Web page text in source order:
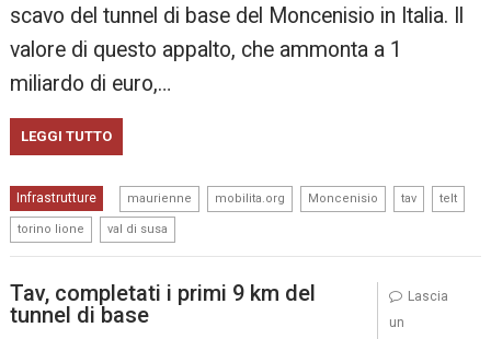
scavo del tunnel di base del Moncenisio in Italia. Il
valore di questo appalto, che ammonta a 1
miliardo di euro,…
LEGGI TUTTO
Infrastrutture maurienne mobilita.org Moncenisio tav telt
torino lione val di susa
Tav, completati i primi 9 km del
tunnel di base
Lascia
un